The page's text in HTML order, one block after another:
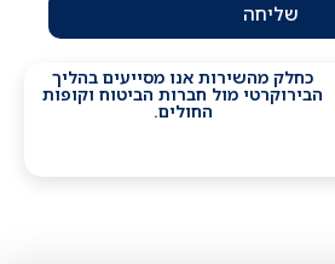
שליחה
כחלק מהשירות אנו מסייעים בהליך
הבירוקרטי מול חברות הביטוח וקופות
החולים.